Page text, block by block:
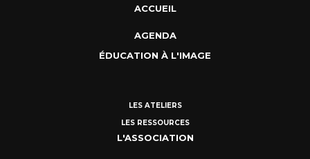
ACCUEIL
AGENDA
ÉDUCATION À L'IMAGE
LES ATELIERS
LES RESSOURCES
L'ASSOCIATION